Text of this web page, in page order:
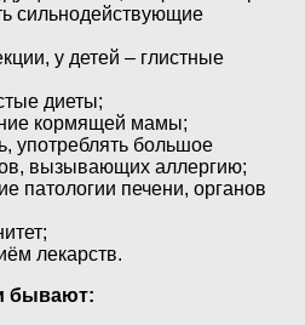
сильнодействующие
у детей – глистные
диеты;
кормящей мамы;
употреблять большое
вызывающих аллергию;
патологии печени, органов
лекарств.
бывают: